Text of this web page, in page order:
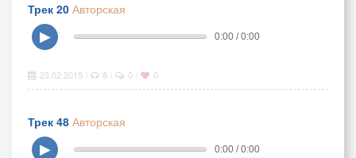
Трек 20 Авторская
▶
0:00 / 0:00
23.02.2015 8 0 0
Трек 48 Авторская
▶
0:00 / 0:00